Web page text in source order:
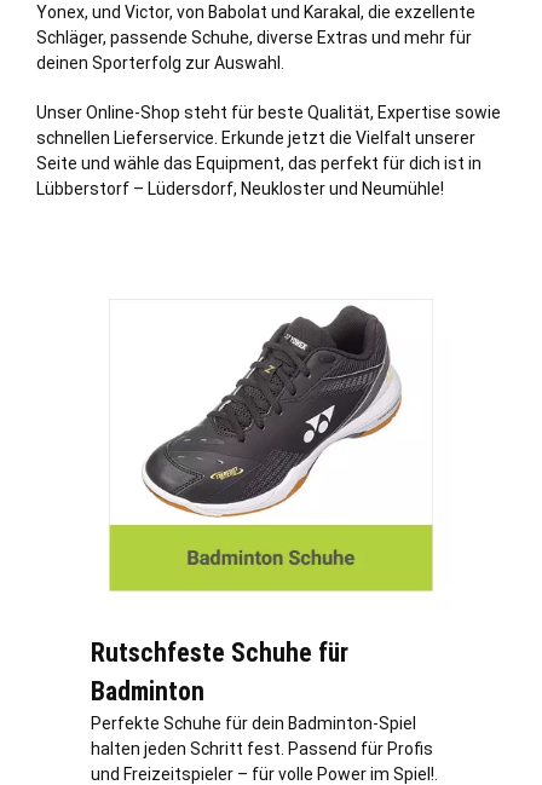
Yonex, und Victor, von Babolat und Karakal, die exzellente
Schläger, passende Schuhe, diverse Extras und mehr für
deinen Sporterfolg zur Auswahl.
Unser Online-Shop steht für beste Qualität, Expertise sowie
schnellen Lieferservice. Erkunde jetzt die Vielfalt unserer
Seite und wähle das Equipment, das perfekt für dich ist in
Lübberstorf – Lüdersdorf, Neuklosterund Neumühle!
Rutschfeste Schuhe für
Badminton
Perfekte Schuhe für dein Badminton-Spiel
halten jeden Schritt fest. Passend für Profis
und Freizeitspieler – für volle Power im Spiel!.